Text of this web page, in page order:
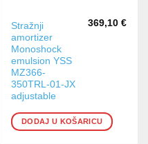
Stražnji
amortizer
Monoshock
emulsion YSS
MZ366-
350TRL-01-JX
adjustable
369,10 €
DODAJ U KOŠARICU